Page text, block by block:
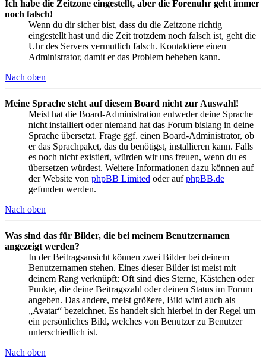
Ich habe die Zeitzone eingestellt, aber die Forenuhr geht immer
noch falsch!
Wenn du dir sicher bist, dass du die Zeitzone richtig
eingestellt hast und die Zeit trotzdem noch falsch ist, geht die
Uhr des Servers vermutlich falsch. Kontaktiere einen
Administrator, damit er das Problem beheben kann.
Nach oben
Meine Sprache steht auf diesem Board nicht zur Auswahl!
Meist hat die Board-Administration entweder deine Sprache
nicht installiert oder niemand hat das Forum bislang in deine
Sprache übersetzt. Frage ggf. einen Board-Administrator, ob
er das Sprachpaket, das du benötigst, installieren kann. Falls
es noch nicht existiert, würden wir uns freuen, wenn du es
übersetzen würdest. Weitere Informationen dazu können auf
der Website von phpBB Limited oder aufphpBB.de
gefunden werden.
Nach oben
Was sind das für Bilder, die bei meinem Benutzernamen
angezeigt werden?
In der Beitragsansicht können zwei Bilder bei deinem
Benutzernamen stehen. Eines dieser Bilder ist meist mit
deinem Rang verknüpft: Oft sind dies Sterne, Kästchen oder
Punkte, die deine Beitragszahl oder deinen Status im Forum
angeben. Das andere, meist größere, Bild wird auch als
„Avatar“ bezeichnet. Es handelt sich hierbei in der Regel um
ein persönliches Bild, welches von Benutzer zu Benutzer
unterschiedlich ist.
Nach oben